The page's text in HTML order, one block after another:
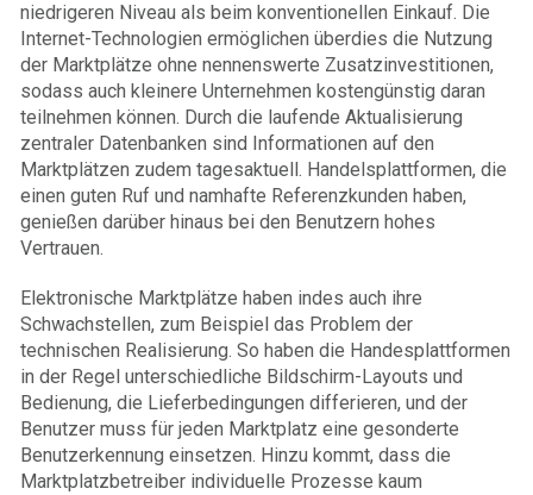
niedrigeren Niveau als beim konventionellen Einkauf. Die
Internet-Technologien ermöglichen überdies die Nutzung
der Marktplätze ohne nennenswerte Zusatzinvestitionen,
sodass auch kleinere Unternehmen kostengünstig daran
teilnehmen können. Durch die laufende Aktualisierung
zentraler Datenbanken sind Informationen auf den
Marktplätzen zudem tagesaktuell. Handelsplattformen, die
einen guten Ruf und namhafte Referenzkunden haben,
genießen darüber hinaus bei den Benutzern hohes
Vertrauen.
Elektronische Marktplätze haben indes auch ihre
Schwachstellen, zum Beispiel das Problem der
technischen Realisierung. So haben die Handesplattformen
in der Regel unterschiedliche Bildschirm-Layouts und
Bedienung, die Lieferbedingungen differieren, und der
Benutzer muss für jeden Marktplatz eine gesonderte
Benutzerkennung einsetzen. Hinzu kommt, dass die
Marktplatzbetreiber individuelle Prozesse kaum